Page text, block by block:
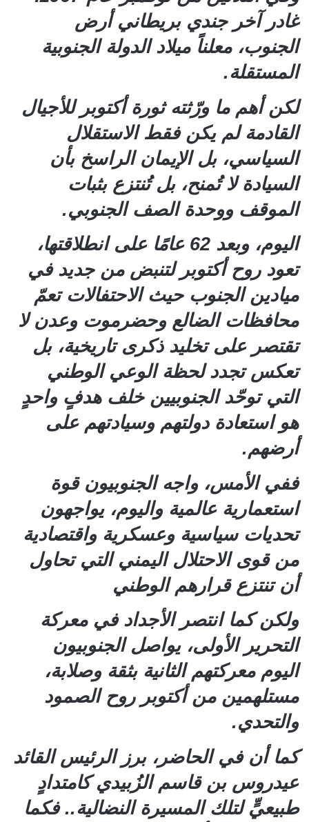
غادر آخر جندي بريطاني أرض
الجنوب، معلناً ميلاد الدولة الجنوبية
المستقلة.
لكن أهم ما ورّثته ثورة أكتوبر للأجيال
القادمة لم يكن فقط الاستقلال
السياسي، بل الإيمان الراسخ بأن
السيادة لا تُمنح، بل تُنتزع بثبات
الموقف ووحدة الصف الجنوبي.
اليوم، وبعد 62 عامًا على انطلاقتها،
تعود روح أكتوبر لتنبض من جديد في
ميادين الجنوب حيث الاحتفالات تعمّ
محافظات الضالع وحضرموت وعدن لا
تقتصر على تخليد ذكرى تاريخية، بل
تعكس تجدد لحظة الوعي الوطني
التي توحّد الجنوبيين خلف هدفٍ واحدٍ
هو استعادة دولتهم وسيادتهم على
أرضهم.
ففي الأمس، واجه الجنوبيون قوة
استعمارية عالمية واليوم، يواجهون
تحديات سياسية وعسكرية واقتصادية
من قوى الاحتلال اليمني التي تحاول
أن تنتزع قرارهم الوطني
ولكن كما انتصر الأجداد في معركة
التحرير الأولى، يواصل الجنوبيون
اليوم معركتهم الثانية بثقة وصلابة،
مستلهمين من أكتوبر روح الصمود
والتحدي.
كما أن في الحاضر، برز الرئيس القائد
عيدروس بن قاسم الزُبيدي كامتدادٍ
طبيعيٍّ لتلك المسيرة النضالية.. فكما